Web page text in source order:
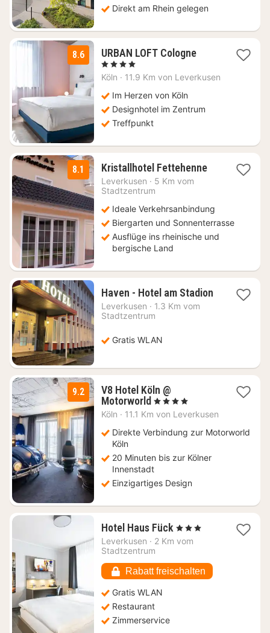
Direkt am Rhein gelegen
8.6 URBAN LOFT Cologne1
ab
, 4 Sterne
Köln · 11.9 Km von Leverkusen
Im Herzen von Köln
Designhotel im Zentrum
Treffpunkt
8.1 Kristallhotel Fettehenne1
€
Leverkusen · 5 Km vom
Stadtzentrum
Ideale Verkehrsanbindung
Biergarten und Sonnenterrasse
Ausflüge ins rheinische und
bergische Land
Haven - Hotel am Stadion1
Leverkusen · 1.3 Km vom
Stadtzentrum
Gratis WLAN
9.2
V8 Hotel Köln @
Motorworld 1
Nacht
93,45
, 4 Sterne
Köln · 11.1 Km von Leverkusen
Direkte Verbindung zur Motorworld
Köln
20 Minuten bis zur Kölner
Innenstadt
Einzigartiges Design
Hotel Haus Fück 1
Nacht
€
, 3 Sterne
Leverkusen · 2 Km vom
Stadtzentrum
Rabatt freischalten
Gratis WLAN
Restaurant
Zimmerservice